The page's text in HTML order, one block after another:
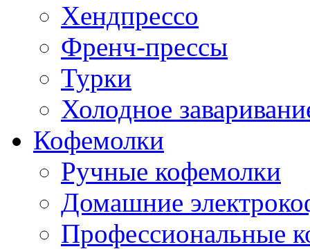
Хендпрессо
Френч-прессы
Турки
Холодное
Кофемолки
Ручные кофемолки
Домашние
Профессиональные